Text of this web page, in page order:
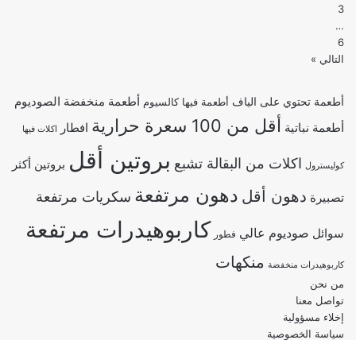
3
…
6
التالي »
أطعمة تحتوي على الياف أطعمة فيها كالسيوم أطعمة منخفضة الصوديوم
أطعمة نباتية أقل من 100 سعرة حرارية افطار اكلات فيها
كوليسترول اكلات من البقالة تشبع بروتين أقل بروتين أكثر
تصبيرة دهون أقل دهون مرتفعة سكريات مرتفعة
سوائل صوديوم عالي فطور كاربوهيدرات مرتفعة
كاربوهيدرات منخفضة منكهات
من نحن
تواصل معنا
إخلاء مسؤولية
سياسة الخصوصية